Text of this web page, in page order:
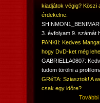
kiadjátok végig? Köszi
érdekelne.
3. évfolyam 9. számát
PANKII: Kedves
hogy DvD-ket még
GABRIELLA0807:
tudom törölni a
GRéTA: Sziasztok! A
csak egy időre?
További